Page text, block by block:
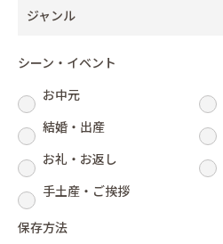
ジャンル
シーン・イベント
お中元
結婚・出産
お礼・お返し
手土産・ご挨拶
保存方法